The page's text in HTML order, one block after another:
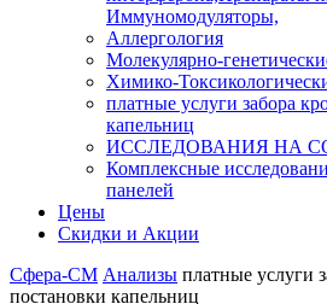
Иммуномодуляторы,
Аллергология
Молекулярно-
Химико-
платные услуги забора
капельниц
ИССЛЕДОВАНИЯ НА
Комплексные
панелей
Цены
Скидки и Акции
Сфера-СМ Анализы платные услуги
постановки капельниц